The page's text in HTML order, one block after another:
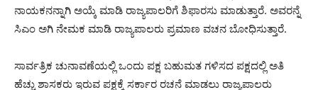
ನಾಯಕನನ್ನಾಗಿ ಅಯ್ಕೆ ಮಾಡಿ ರಾಜ್ಯಪಾಲರಿಗೆ ಶಿಫಾರಸು ಮಾಡುತ್ತಾರೆ. ಅವರನ್ನೆ
ಸಿಎಂ ಅಗಿ ನೇಮಕ ಮಾಡಿ ರಾಜ್ಯಪಾಲರು ಪ್ರಮಾಣ ವಚನ ಬೋಧಿಸುತ್ತಾರೆ.
ಸಾರ್ವತ್ರಿಕ ಚುನಾವಣೆಯಲ್ಲಿ ಒಂದು ಪಕ್ಷ ಬಹುಮತ ಗಳಿಸದ ಪಕ್ಷದಲ್ಲಿ ಅತಿ
ಹೆಚ್ಚು ಶಾಸಕರು ಇರುವ ಪಕ್ಷಕ್ಕೆ ಸರ್ಕಾರ ರಚನೆ ಮಾಡಲು ರಾಜ್ಯಪಾಲರು